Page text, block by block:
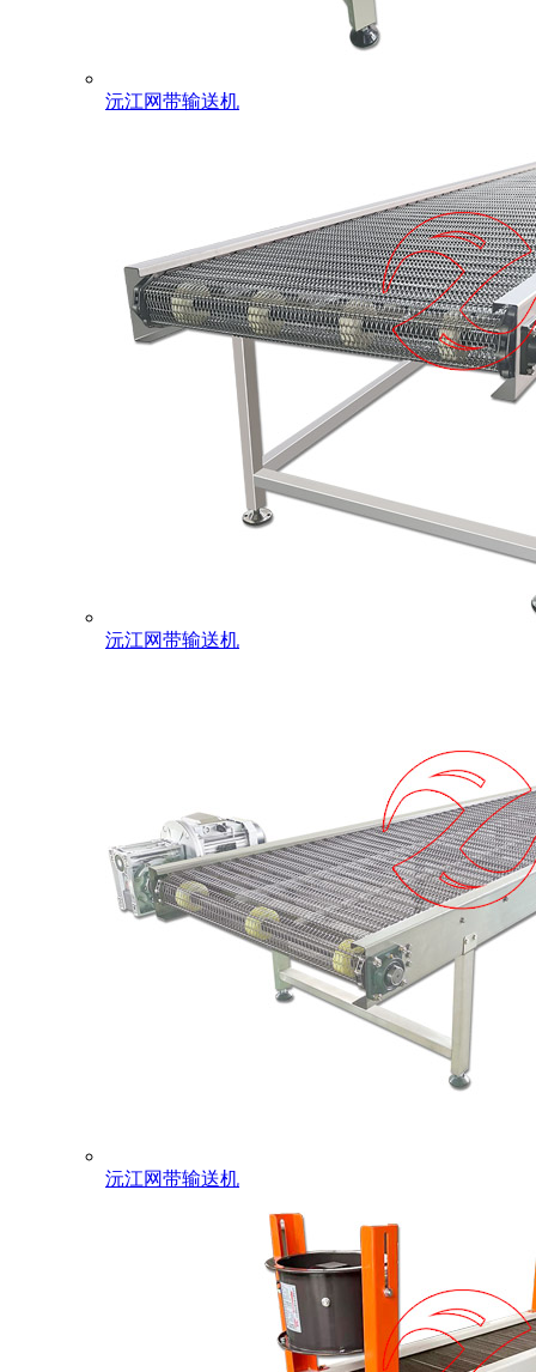
沅江网带输送机
沅江网带输送机
沅江网带输送机